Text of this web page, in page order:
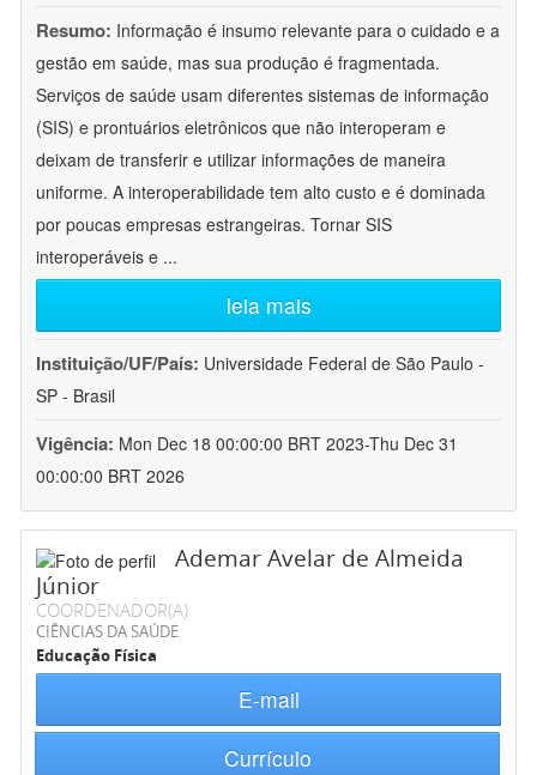
Resumo: Informação é insumo relevante para o cuidado e a
gestão em saúde, mas sua produção é fragmentada.
Serviços de saúde usam diferentes sistemas de informação
(SIS) e prontuários eletrônicos que não interoperam e
deixam de transferir e utilizar informações de maneira
uniforme. A interoperabilidade tem alto custo e é dominada
por poucas empresas estrangeiras. Tornar SIS
interoperáveis e ...
leia mais
Instituição/UF/País: Universidade Federal de São Paulo -
SP - Brasil
Vigência: Mon Dec 18 00:00:00 BRT 2023-Thu Dec 31
00:00:00 BRT 2026
Ademar Avelar de Almeida
Júnior
COORDENADOR(A)
CIÊNCIAS DA SAÚDE
Educação Física
E-mail
Currículo